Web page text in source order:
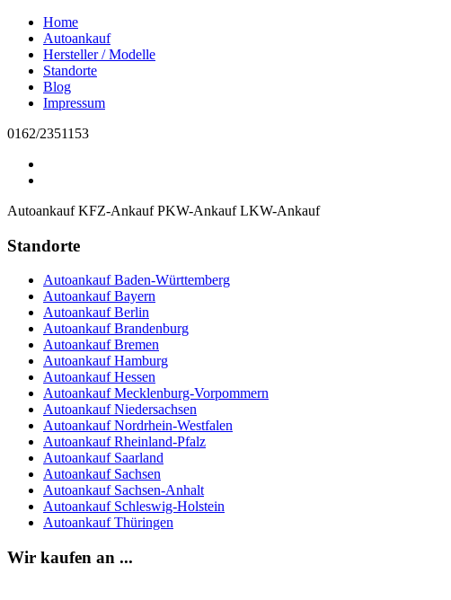
Home
Autoankauf
Hersteller / Modelle
Standorte
Blog
Impressum
0162/2351153
Autoankauf KFZ-Ankauf PKW-Ankauf LKW-Ankauf
Standorte
Autoankauf Baden-Württemberg
Autoankauf Bayern
Autoankauf Berlin
Autoankauf Brandenburg
Autoankauf Bremen
Autoankauf Hamburg
Autoankauf Hessen
Autoankauf Mecklenburg-Vorpommern
Autoankauf Niedersachsen
Autoankauf Nordrhein-Westfalen
Autoankauf Rheinland-Pfalz
Autoankauf Saarland
Autoankauf Sachsen
Autoankauf Sachsen-Anhalt
Autoankauf Schleswig-Holstein
Autoankauf Thüringen
Wir kaufen an ...